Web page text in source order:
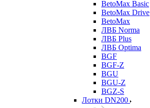
BetoMax Basic
BetoMax Drive
BetoMax
ЛВБ Norma
ЛВБ Plus
ЛВБ Optima
BGF
BGF-Z
BGU
BGU-Z
BGZ-S
Лотки DN200